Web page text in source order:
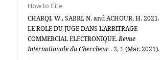
How to Cite
CHARQI, W., SABRI, N. and ACHOUR, H. 2021.
LE ROLE DU JUGE DANS L’ARBITRAGE
COMMERCIAL ELECTRONIQUE.Revue
Internationale du Chercheur. 2, 1 (Mar. 2021).